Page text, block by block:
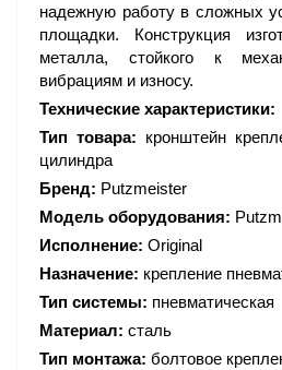
надежную работу в сложных
площадки. Конструкция
металла, стойкого к
вибрациям и износу.
Технические характеристики:
Тип товара: кронштейн
цилиндра
Бренд: Putzmeister
Модель оборудования:
Исполнение: Original
Назначение: крепление
Тип системы: пневматическая
Материал: сталь
Тип монтажа: болтовое